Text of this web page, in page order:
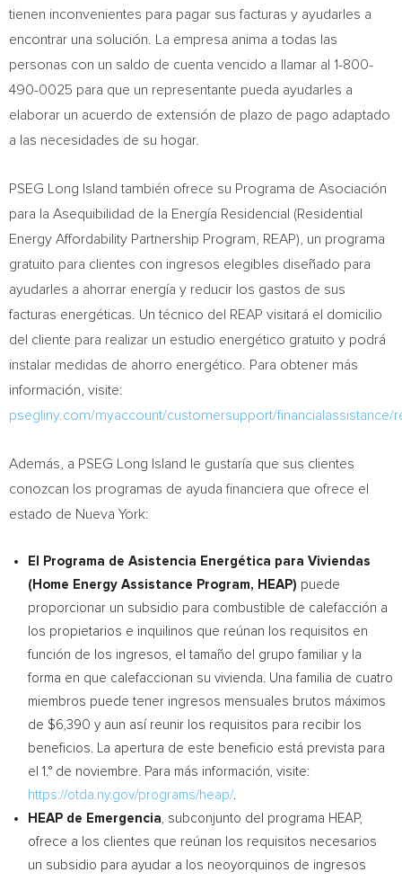
tienen inconvenientes para pagar sus facturas y ayudarles a
encontrar una solución. La empresa anima a todas las
personas con un saldo de cuenta vencido a llamar al 1-800-
490-0025 para que un representante pueda ayudarles a
elaborar un acuerdo de extensión de plazo de pago adaptado
a las necesidades de su hogar.
PSEG Long Island también ofrece su Programa de Asociación
para la Asequibilidad de la Energía Residencial (Residential
Energy Affordability Partnership Program, REAP), un programa
gratuito para clientes con ingresos elegibles diseñado para
ayudarles a ahorrar energía y reducir los gastos de sus
facturas energéticas. Un técnico del REAP visitará el domicilio
del cliente para realizar un estudio energético gratuito y podrá
instalar medidas de ahorro energético. Para obtener más
información, visite:
psegliny.com/myaccount/customersupport/financialassistance/
Además, a PSEG Long Island le gustaría que sus clientes
conozcan los programas de ayuda financiera que ofrece el
estado de Nueva York:
El Programa de Asistencia Energética para Viviendas
(Home Energy Assistance Program, HEAP) puede
proporcionar un subsidio para combustible de calefacción a
los propietarios e inquilinos que reúnan los requisitos en
función de los ingresos, el tamaño del grupo familiar y la
forma en que calefaccionan su vivienda. Una familia de cuatro
miembros puede tener ingresos mensuales brutos máximos
de $6,390 y aun así reunir los requisitos para recibir los
beneficios. La apertura de este beneficio está prevista para
el 1.° de noviembre. Para más información, visite:
https://otda.ny.gov/programs/heap/.
HEAP de Emergencia, subconjunto del programa HEAP,
ofrece a los clientes que reúnan los requisitos necesarios
un subsidio para ayudar a los neoyorquinos de ingresos